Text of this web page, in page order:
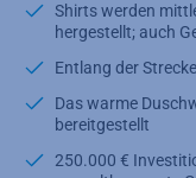
Shirts werden
hergestellt; auch
Entlang der
Das warme
bereitgestellt
250.000 €